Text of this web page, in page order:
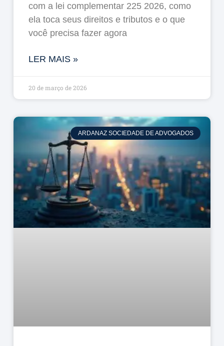
com a lei complementar 225 2026, como
ela toca seus direitos e tributos e o que
você precisa fazer agora
LER MAIS »
20 de março de 2026
ARDANAZ SOCIEDADE DE ADVOGADOS